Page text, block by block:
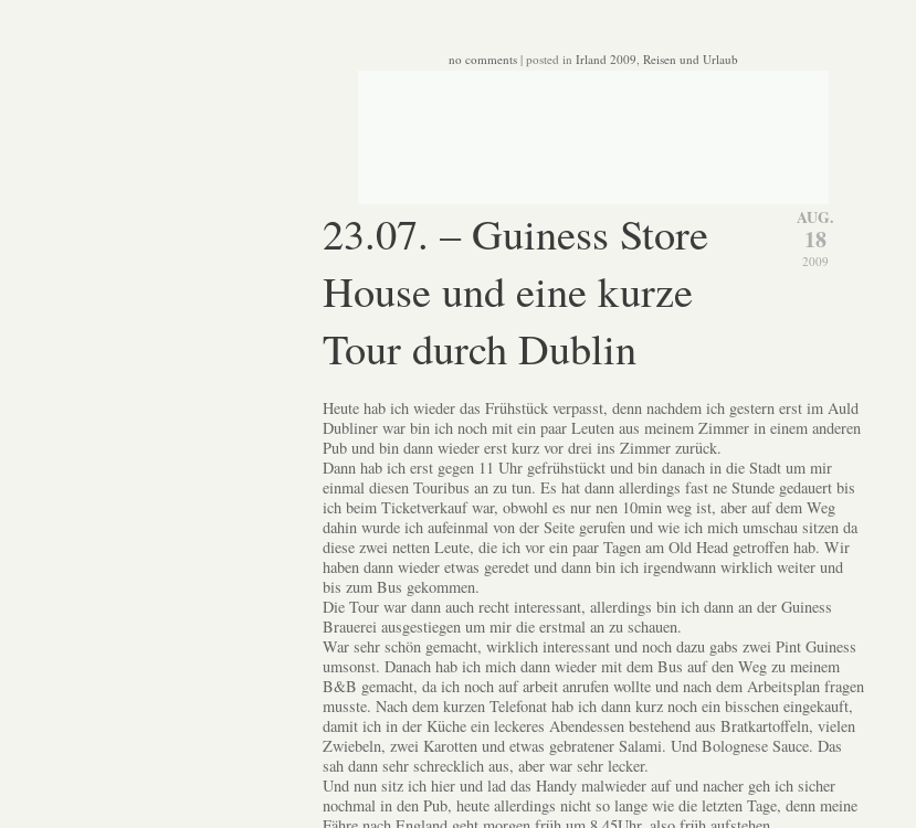
no comments | posted in Irland 2009, Reisen und Urlaub
AUG.
18
2009
23.07. – Guiness Store
House und eine kurze
Tour durch Dublin
Heute hab ich wieder das Frühstück verpasst, denn nachdem ich gestern erst im Auld
Dubliner war bin ich noch mit ein paar Leuten aus meinem Zimmer in einem anderen
Pub und bin dann wieder erst kurz vor drei ins Zimmer zurück.
Dann hab ich erst gegen 11 Uhr gefrühstückt und bin danach in die Stadt um mir
einmal diesen Touribus an zu tun. Es hat dann allerdings fast ne Stunde gedauert bis
ich beim Ticketverkauf war, obwohl es nur nen 10min weg ist, aber auf dem Weg
dahin wurde ich aufeinmal von der Seite gerufen und wie ich mich umschau sitzen da
diese zwei netten Leute, die ich vor ein paar Tagen am Old Head getroffen hab. Wir
haben dann wieder etwas geredet und dann bin ich irgendwann wirklich weiter und
bis zum Bus gekommen.
Die Tour war dann auch recht interessant, allerdings bin ich dann an der Guiness
Brauerei ausgestiegen um mir die erstmal an zu schauen.
War sehr schön gemacht, wirklich interessant und noch dazu gabs zwei Pint Guiness
umsonst. Danach hab ich mich dann wieder mit dem Bus auf den Weg zu meinem
B&B gemacht, da ich noch auf arbeit anrufen wollte und nach dem Arbeitsplan fragen
musste. Nach dem kurzen Telefonat hab ich dann kurz noch ein bisschen eingekauft,
damit ich in der Küche ein leckeres Abendessen bestehend aus Bratkartoffeln, vielen
Zwiebeln, zwei Karotten und etwas gebratener Salami. Und Bolognese Sauce. Das
sah dann sehr schrecklich aus, aber war sehr lecker.
Und nun sitz ich hier und lad das Handy malwieder auf und nacher geh ich sicher
nochmal in den Pub, heute allerdings nicht so lange wie die letzten Tage, denn meine